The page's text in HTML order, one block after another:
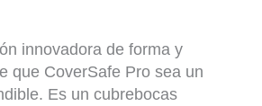
innovadora de forma y
que CoverSafe Pro sea un
Es un cubrebocas